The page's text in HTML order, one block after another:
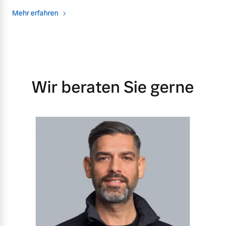
Mehr erfahren
Wir beraten Sie gerne